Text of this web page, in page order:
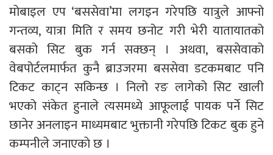
मोबाइल एप ‘बससेवा’मा लगइन गरेपछि यात्रुले आफ्नो
गन्तव्य, यात्रा मिति र समय छनोट गरी भेरी यातायातको
बसको सिट बुक गर्न सक्छन् । अथवा, बससेवाको
वेबपोर्टलमार्फत कुनै ब्राउजरमा बससेवा डटकमबाट पनि
टिकट काट्न सकिन्छ । निलो रङ लागेको सिट खाली
भएको संकेत हुनाले त्यसमध्ये आफूलाई पायक पर्ने सिट
छानेर अनलाइन माध्यमबाट भुक्तानी गरेपछि टिकट बुक हुने
कम्पनीले जनाएकाे छ ।